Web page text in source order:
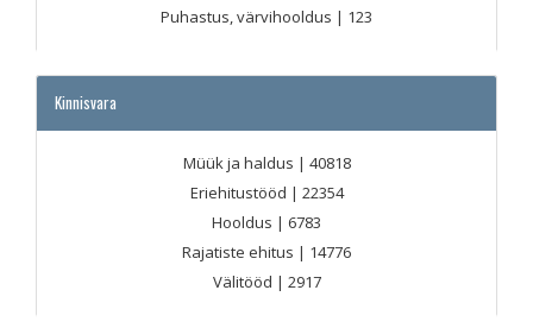
Puhastus, värvihooldus | 123
Kinnisvara
Müük ja haldus | 40818
Eriehitustööd | 22354
Hooldus | 6783
Rajatiste ehitus | 14776
Välitööd | 2917